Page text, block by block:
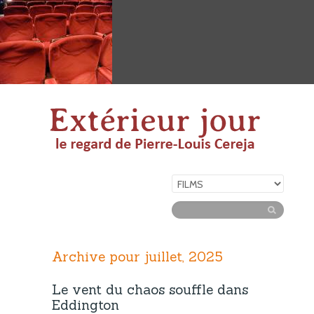
Archive pour juillet, 2025
Le vent du chaos souffle dans
Eddington